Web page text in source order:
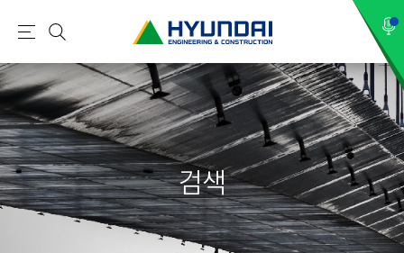
현
건
설
(
H
Y
U
N
메
뉴
검
색
검색